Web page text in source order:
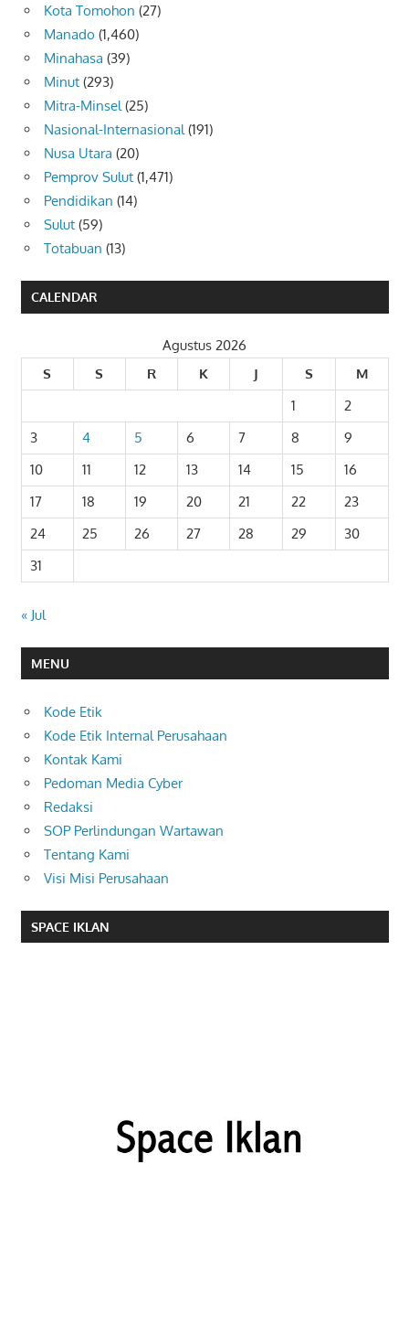
Kota Tomohon (27)
Manado (1,460)
Minahasa (39)
Minut (293)
Mitra-Minsel(25)
Nasional-Internasional(191)
Nusa Utara (20)
Pemprov Sulut (1,471)
Pendidikan (14)
Sulut (59)
Totabuan (13)
CALENDAR
Agustus 2026
S
S R K J S
M
1
2
3
4 5 6 7 8
9
10
11 12 13 14 15
16
17
18 19 20 21 22
23
24
25 26 27 28 29
30
31
« Jul
MENU
Kode Etik
Kode Etik Internal Perusahaan
Kontak Kami
Pedoman Media Cyber
Redaksi
SOP Perlindungan Wartawan
Tentang Kami
Visi Misi Perusahaan
SPACE IKLAN